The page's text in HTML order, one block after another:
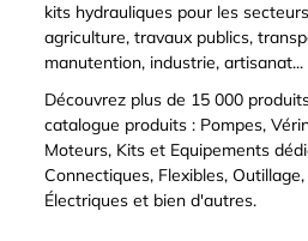
kits hydrauliques pour les
agriculture, travaux publics,
manutention, industrie, artisanat...
Découvrez plus de 15 000
catalogue produits : Pompes,
Moteurs, Kits et Equipements
Connectiques, Flexibles,
Électriques et bien d'autres.